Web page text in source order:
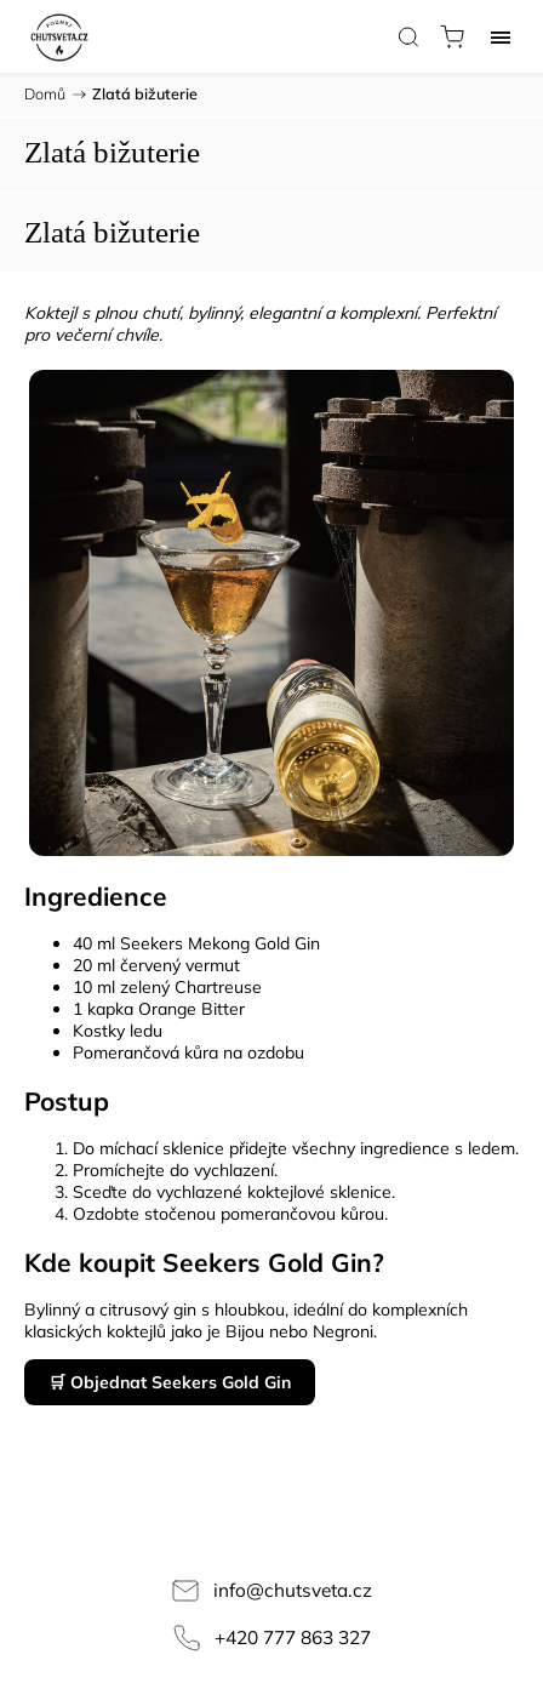
Domů / Zlatá bižuterie
Zlatá bižuterie
Zlatá bižuterie
Koktejl s plnou chutí, bylinný, elegantní a komplexní. Perfektní
pro večerní chvíle.
Ingredience
40 ml Seekers Mekong Gold Gin
20 ml červený vermut
10 ml zelený Chartreuse
1 kapka Orange Bitter
Kostky ledu
Pomerančová kůra na ozdobu
Postup
Do míchací sklenice přidejte všechny ingredience s ledem.
Promíchejte do vychlazení.
Sceďte do vychlazené koktejlové sklenice.
Ozdobte stočenou pomerančovou kůrou.
Kde koupit Seekers Gold Gin?
Bylinný a citrusový gin s hloubkou, ideální do komplexních
klasických koktejlů jako je Bijou nebo Negroni.
🛒 Objednat Seekers Gold Gin
info@chutsveta.cz
+420 777 863 327